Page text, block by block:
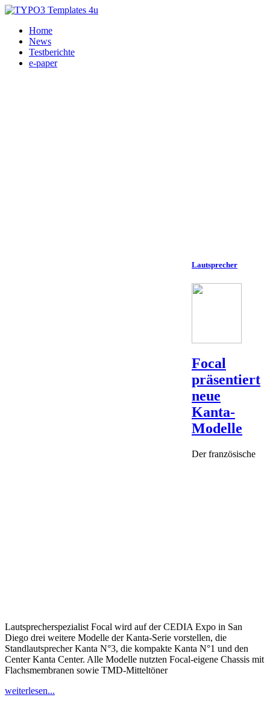
Home
News
Testberichte
e-paper
Lautsprecher
Focal
präsentiert
neue
Kanta-
Modelle
Der französische
Lautsprecherspezialist Focal wird auf der CEDIA Expo in San
Diego drei weitere Modelle der Kanta-Serie vorstellen, die
Standlautsprecher Kanta N°3, die kompakte Kanta N°1 und den
Center Kanta Center. Alle Modelle nutzten Focal-eigene Chassis mit
Flachsmembranen sowie TMD-Mitteltöner
weiterlesen...